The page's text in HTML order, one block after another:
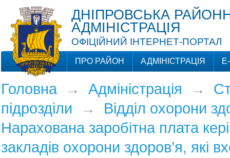
ДНІПРОВСЬКА
АДМІНІСТРАЦІЯ
ОФІЦІЙНИЙ ІНТЕРНЕТ-ПОРТАЛ
ПРО РАЙОН АДМІНІСТРАЦІЯ
Головна→ Адміністрація →
підрозділи → Відділ охорони
Нарахована заробітна плата
закладів охорони здоров’я, які